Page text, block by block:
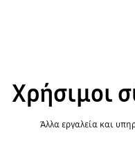
Χρήσιμοι
Άλλα εργαλεία και